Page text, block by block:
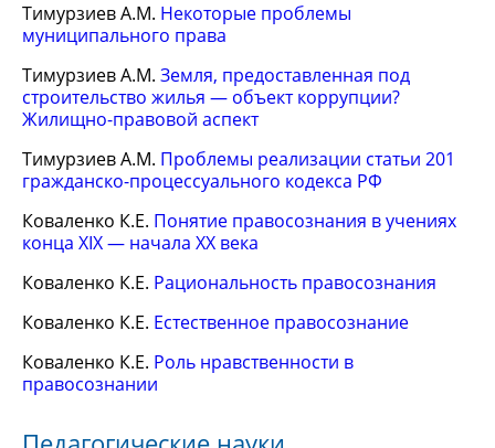
Тимурзиев А.М. Некоторые проблемы
муниципального права
Тимурзиев А.М. Земля, предоставленная под
строительство жилья — объект коррупции?
Жилищно-правовой аспект
Тимурзиев А.М. Проблемы реализации статьи 201
гражданско-процессуального кодекса РФ
Коваленко К.Е. Понятие правосознания в учениях
конца XIX — начала XX века
Коваленко К.Е. Рациональность правосознания
Коваленко К.Е. Естественное правосознание
Коваленко К.Е. Роль нравственности в
правосознании